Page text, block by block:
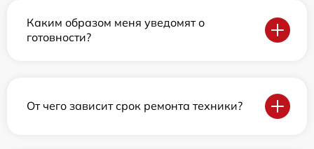
Каким образом меня уведомят о
готовности?
От чего зависит срок ремонта техники?